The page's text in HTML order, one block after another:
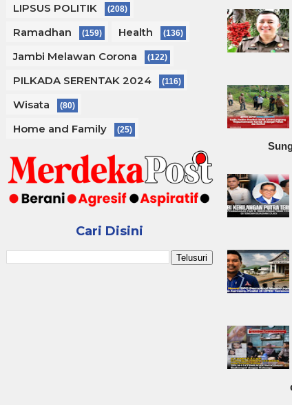
LIPSUS POLITIK (208)
Ramadhan (159) Health (136)
Jambi Melawan Corona (122)
PILKADA SERENTAK 2024 (116)
Wisata (80)
Home and Family (25)
Cari Disini